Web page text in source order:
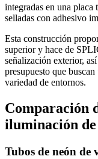
integradas en una
selladas con adhesivo
Esta construcción
superior y hace de
señalización exterior,
presupuesto que
variedad de entornos.
Comparación
iluminación de
Tubos de neón